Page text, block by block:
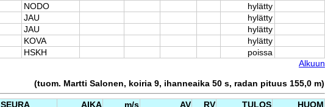
NODO
hylätty
JAU
hylätty
JAU
hylätty
KOVA
hylätty
HSKH
poissa
Alkuun
(tuom. Martti Salonen, koiria 9, ihanneaika 50 s, radan pituus 155,0 m)
SEURA AIKA m/s AV RV TULOS
HUOM